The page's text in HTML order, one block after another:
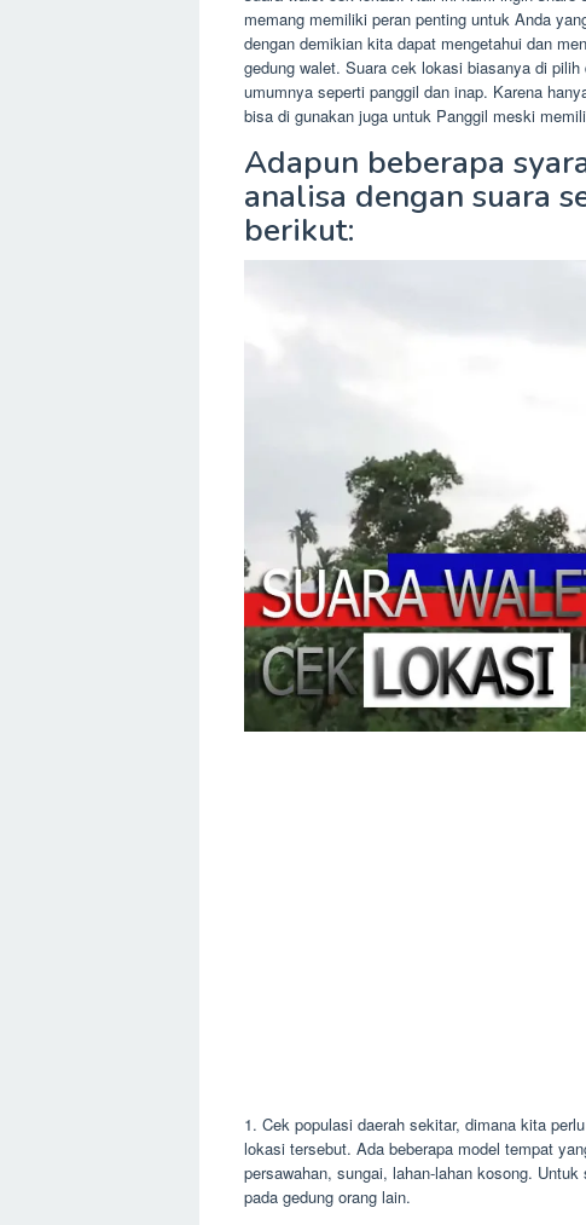
memang memiliki peran penting untuk Anda
dengan demikian kita dapat mengetahui dan
gedung walet. Suara cek lokasi biasanya di
umumnya seperti panggil dan inap. Karena
bisa di gunakan juga untuk Panggil meski
Adapun beberapa
analisa dengan suara
berikut:
1. Cek populasi daerah sekitar, dimana kita
lokasi tersebut. Ada beberapa model tempat
persawahan, sungai, lahan-lahan kosong.
pada gedung orang lain.